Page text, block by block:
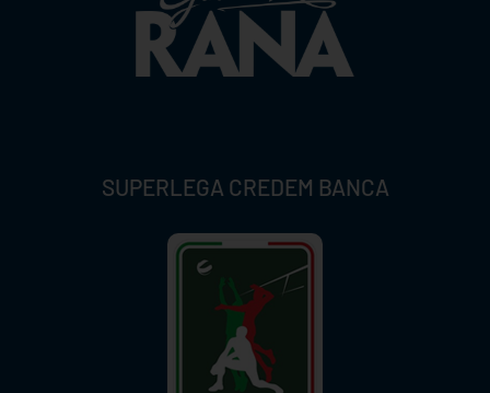
SUPERLEGA CREDEM BANCA